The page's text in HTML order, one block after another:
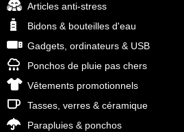
Articles anti-stress
Bidons & bouteilles d'eau
Gadgets, ordinateurs & USB
Ponchos de pluie pas chers
Vêtements promotionnels
Tasses, verres & céramique
Parapluies & ponchos